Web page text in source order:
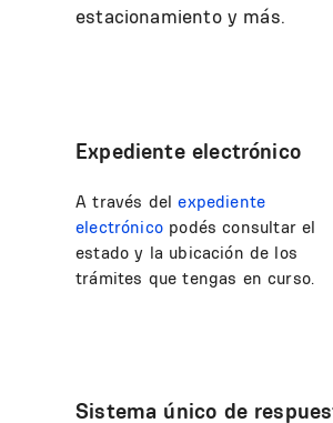
estacionamiento y más.
Expediente electrónico
A través delexpediente
electrónicopodés consultar el
estado y la ubicación de los
trámites que tengas en curso.
Sistema único de